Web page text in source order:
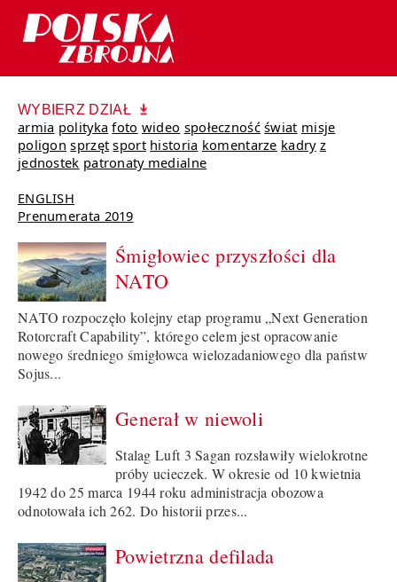
WYBIERZ DZIAŁ
armia polityka foto wideo społeczność świat misje
poligon sprzęt sport historia komentarze kadry z
jednostek patronaty medialne
ENGLISH
Prenumerata 2019
Śmigłowiec przyszłości dla
NATO
NATO rozpoczęło kolejny etap programu „Next Generation
Rotorcraft Capability”, którego celem jest opracowanie
nowego średniego śmigłowca wielozadaniowego dla państw
Sojus...
Generał w niewoli
Stalag Luft 3 Sagan rozsławiły wielokrotne
próby ucieczek. W okresie od 10 kwietnia
1942 do 25 marca 1944 roku administracja obozowa
odnotowała ich 262. Do historii przes...
Powietrzna defilada